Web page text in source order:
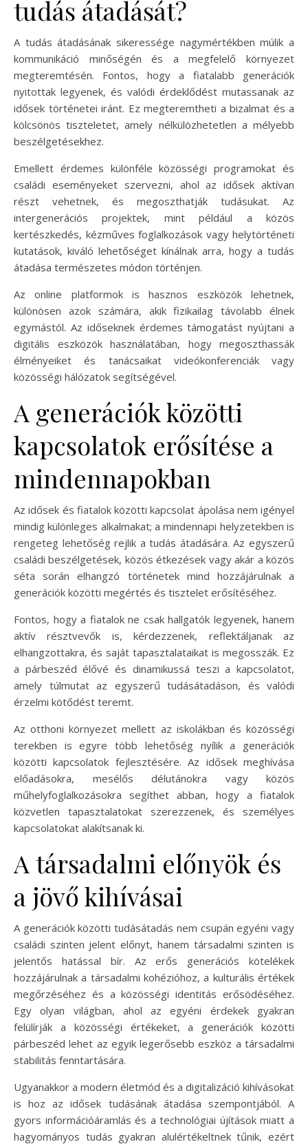
tudás átadását?
A tudás átadásának sikeressége nagymértékben múlik a
kommunikáció minőségén és a megfelelő környezet
megteremtésén. Fontos, hogy a fiatalabb generációk
nyitottak legyenek, és valódi érdeklődést mutassanak az
idősek történetei iránt. Ez megteremtheti a bizalmat és a
kölcsönös tiszteletet, amely nélkülözhetetlen a mélyebb
beszélgetésekhez.
Emellett érdemes különféle közösségi programokat és
családi eseményeket szervezni, ahol az idősek aktívan
részt vehetnek, és megoszthatják tudásukat. Az
intergenerációs projektek, mint például a közös
kertészkedés, kézműves foglalkozások vagy helytörténeti
kutatások, kiváló lehetőséget kínálnak arra, hogy a tudás
átadása természetes módon történjen.
Az online platformok is hasznos eszközök lehetnek,
különösen azok számára, akik fizikailag távolabb élnek
egymástól. Az időseknek érdemes támogatást nyújtani a
digitális eszközök használatában, hogy megoszthassák
élményeiket és tanácsaikat videókonferenciák vagy
közösségi hálózatok segítségével.
A generációk közötti
kapcsolatok erősítése a
mindennapokban
Az idősek és fiatalok közötti kapcsolat ápolása nem igényel
mindig különleges alkalmakat; a mindennapi helyzetekben is
rengeteg lehetőség rejlik a tudás átadására. Az egyszerű
családi beszélgetések, közös étkezések vagy akár a közös
séta során elhangzó történetek mind hozzájárulnak a
generációk közötti megértés és tisztelet erősítéséhez.
Fontos, hogy a fiatalok ne csak hallgatók legyenek, hanem
aktív résztvevők is, kérdezzenek, reflektáljanak az
elhangzottakra, és saját tapasztalataikat is megosszák. Ez
a párbeszéd élővé és dinamikussá teszi a kapcsolatot,
amely túlmutat az egyszerű tudásátadáson, és valódi
érzelmi kötődést teremt.
Az otthoni környezet mellett az iskolákban és közösségi
terekben is egyre több lehetőség nyílik a generációk
közötti kapcsolatok fejlesztésére. Az idősek meghívása
előadásokra, mesélős délutánokra vagy közös
műhelyfoglalkozásokra segíthet abban, hogy a fiatalok
közvetlen tapasztalatokat szerezzenek, és személyes
kapcsolatokat alakítsanak ki.
A társadalmi előnyök és
a jövő kihívásai
A generációk közötti tudásátadás nem csupán egyéni vagy
családi szinten jelent előnyt, hanem társadalmi szinten is
jelentős hatással bír. Az erős generációs kötelékek
hozzájárulnak a társadalmi kohézióhoz, a kulturális értékek
megőrzéséhez és a közösségi identitás erősödéséhez.
Egy olyan világban, ahol az egyéni érdekek gyakran
felülírják a közösségi értékeket, a generációk közötti
párbeszéd lehet az egyik legerősebb eszköz a társadalmi
stabilitás fenntartására.
Ugyanakkor a modern életmód és a digitalizáció kihívásokat
is hoz az idősek tudásának átadása szempontjából. A
gyors információáramlás és a technológiai újítások miatt a
hagyományos tudás gyakran alulértékeltnek tűnik, ezért